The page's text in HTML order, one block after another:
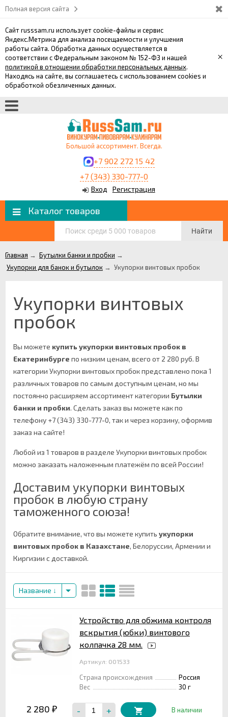
Полная версия сайта
Сайт russsam.ru использует cookie-файлы и сервис
Яндекс.Метрика для анализа посещаемости и улучшения
работы сайта. Обработка данных осуществляется в
соответствии с Федеральным законом № 152-ФЗ и нашей
политикой в отношении обработки персональных данных.
Находясь на сайте, вы соглашаетесь с использованием cookies и
обработкой обезличенных данных.
×
Большой ассортимент. Всегда.
+7 902 272 15 42
+7 (343) 330-777-0
Вход Регистрация
Каталог товаров
Найти
Главная → Бутылки банки и пробки →
Укупорки для банок и бутылок → Укупорки винтовых пробок
Укупорки винтовых
пробок
Вы можете купить укупорки винтовых пробок в
Екатеринбурге по низким ценам, всего от 2 280 руб. В
категории Укупорки винтовых пробок представлено пока 1
различных товаров по самым доступным ценам, но мы
постоянно расширяем ассортимент категории Бутылки
банки и пробки. Сделать заказ вы можете как по
телефону +7 (343) 330-777-0, так и через корзину, оформив
заказ на сайте!
Любой из 1 товаров в разделе Укупорки винтовых пробок
можно заказать наложенным платежём по всей России!
Доставим укупорки винтовых
пробок в любую страну
таможенного союза!
Обратите внимание, что вы можете купить укупорки
винтовых пробок в Казахстане, Белоруссии, Армении и
Киргизии с доставкой.
Название
Устройство для обжима контроля
вскрытия (юбки) винтового
колпачка 28 мм.
Артикул: 001533
Страна происхождения
Россия
Вес
30 г
2 280 ₽ - + В наличии